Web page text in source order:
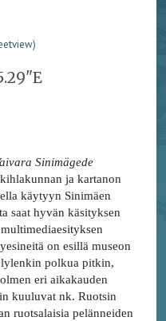
Sinimägede
ja kartanon
käytyyn Sinimäen
saat hyvän käsityksen
on esillä museon
polkua pitkin,
eri aikakauden
kuuluvat nk. Ruotsin
ruotsalaisia pelänneiden